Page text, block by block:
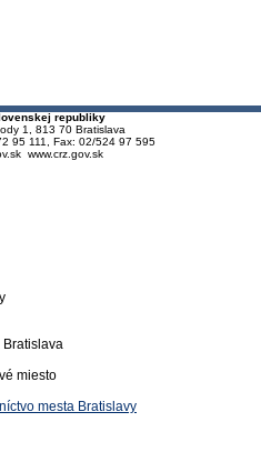
republiky
1, 813 70 Bratislava
95 111, Fax: 02/524 97 595
www.crz.gov.sk
Bratislava
miesto
mesta Bratislavy